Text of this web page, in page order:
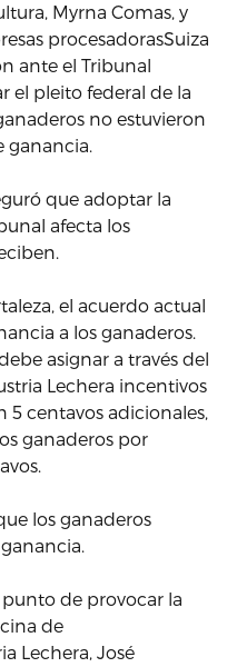
Myrna Comas, y
procesadorasSuiza
ante el Tribunal
el pleito federal de la
no estuvieron
ganancia.
que adoptar la
afecta los
el acuerdo actual
a los ganaderos.
asignar a través del
Lechera incentivos
5 centavos adicionales,
ganaderos por
los ganaderos
de provocar la
de
Lechera, José